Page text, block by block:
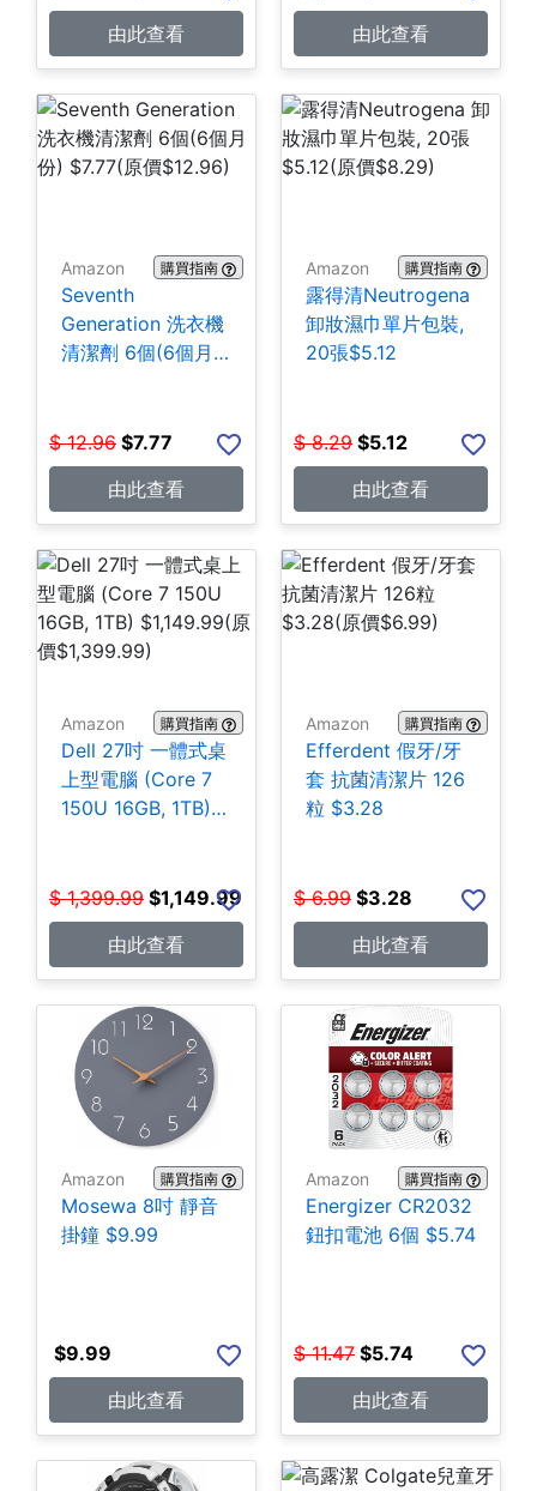
由此查看
由此查看
Amazon 購買指南
Seventh
Generation 洗衣機
清潔劑 6個(6個月
$ 12.96 $7.77
由此查看
Amazon 購買指南
露得清Neutrogena
卸妝濕巾單片包裝,
20張$5.12
$ 8.29 $5.12
由此查看
Amazon 購買指南
Dell 27吋 一體式桌
上型電腦 (Core 7
150U 16GB, 1TB)
$ 1,399.99 $1,149.99
由此查看
Amazon 購買指南
Efferdent 假牙/牙
套 抗菌清潔片 126
粒 $3.28
$ 6.99 $3.28
由此查看
Amazon 購買指南
Mosewa 8吋 靜音
掛鐘 $9.99
$9.99
由此查看
Amazon 購買指南
Energizer CR2032
鈕扣電池 6個 $5.74
$ 11.47 $5.74
由此查看